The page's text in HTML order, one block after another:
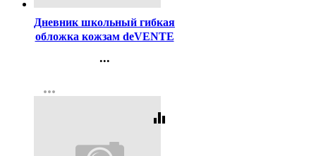
Дневник школьный гибкая
обложка кожзам deVENTE
шелкография, отстрочка,
...
Регистрация
more_horiz
equalizer